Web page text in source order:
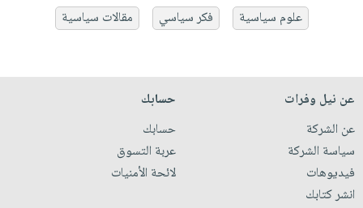
علوم سياسية
فكر سياسي مقالات سياسية
عن نيل وفرات
عن الشركة
سياسة الشركة
فيديوهات
انشر كتابك
حسابك
حسابك
عربة التسوق
لائحة الأمنيات